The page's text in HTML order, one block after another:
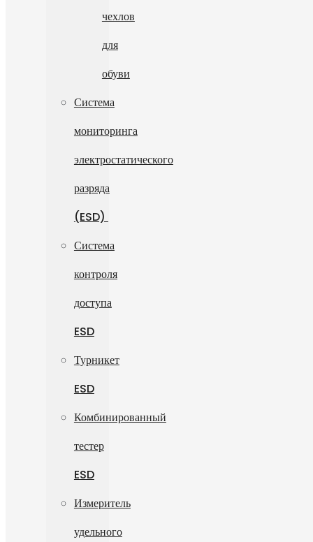
чехлов
для
обуви
Система
мониторинга
электростатического
разряда
(ESD)
Система
контроля
доступа
ESD
Турникет
ESD
Комбинированный
тестер
ESD
Измеритель
удельного